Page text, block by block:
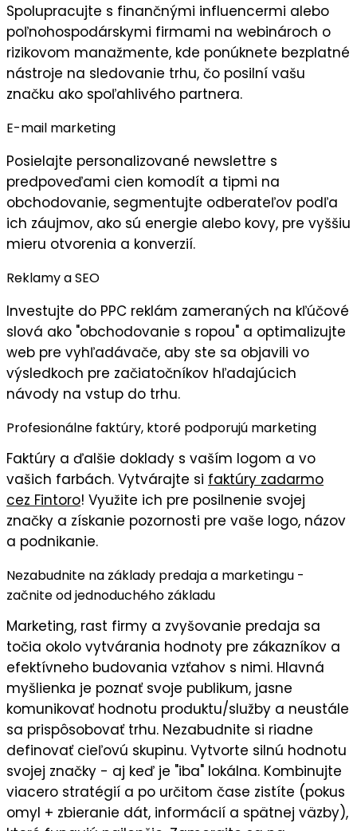
Spolupracujte s finančnými influencermi alebo
poľnohospodárskymi firmami na webinároch o
rizikovom manažmente, kde ponúknete bezplatné
nástroje na sledovanie trhu, čo posilní vašu
značku ako spoľahlivého partnera.
E-mail marketing
Posielajte personalizované newslettre s
predpoveďami cien komodít a tipmi na
obchodovanie, segmentujte odberateľov podľa
ich záujmov, ako sú energie alebo kovy, pre vyššiu
mieru otvorenia a konverzií.
Reklamy a SEO
Investujte do PPC reklám zameraných na kľúčové
slová ako "obchodovanie s ropou" a optimalizujte
web pre vyhľadávače, aby ste sa objavili vo
výsledkoch pre začiatočníkov hľadajúcich
návody na vstup do trhu.
Profesionálne faktúry, ktoré podporujú marketing
Faktúry a ďalšie doklady s vaším logom a vo
vašich farbách. Vytvárajte si faktúry zadarmo
cez Fintoro! Využite ich pre posilnenie svojej
značky a získanie pozornosti pre vaše logo, názov
a podnikanie.
Nezabudnite na základy predaja a marketingu -
začnite od jednoduchého základu
Marketing, rast firmy a zvyšovanie predaja sa
točia okolo vytvárania hodnoty pre zákazníkov a
efektívneho budovania vzťahov s nimi. Hlavná
myšlienka je poznať svoje publikum, jasne
komunikovať hodnotu produktu/služby a neustále
sa prispôsobovať trhu. Nezabudnite si riadne
definovať cieľovú skupinu. Vytvorte silnú hodnotu
svojej značky - aj keď je "iba" lokálna. Kombinujte
viacero stratégií a po určitom čase zistíte (pokus
omyl + zbieranie dát, informácií a spätnej väzby),